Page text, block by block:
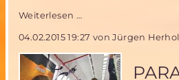
Weiterlesen …
das
ATV
5
und
04.02.2015 19:27 von Jürgen